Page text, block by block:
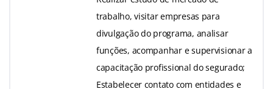
trabalho, visitar empresas para
divulgação do programa, analisar
funções, acompanhar e supervisionar a
capacitação profissional do segurado;
Estabelecer contato com entidades e